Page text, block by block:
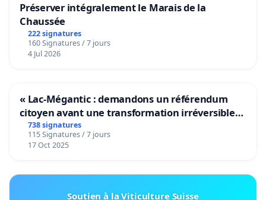
Préserver intégralement le Marais de la
Chaussée
222 signatures
160 Signatures / 7 jours
4 Jul 2026
« Lac-Mégantic : demandons un référendum
citoyen avant une transformation irréversible
de notre territoire »
738 signatures
115 Signatures / 7 jours
17 Oct 2025
Soutien à la Viticulture Suisse